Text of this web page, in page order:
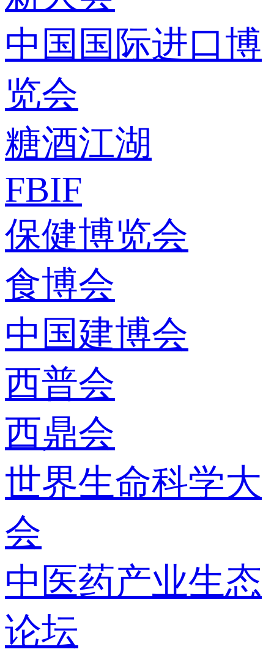
中国国际进口博
览会
糖酒江湖
FBIF
保健博览会
食博会
中国建博会
西普会
西鼎会
世界生命科学大
会
中医药产业生态
论坛